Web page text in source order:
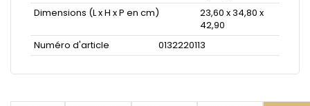
Dimensions (L x H x P en cm)
23,60 x 34,80 x
42,90
Numéro d'article
0132220113